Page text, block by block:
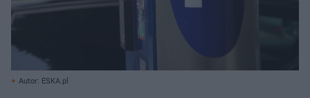
Autor: ESKA.pl